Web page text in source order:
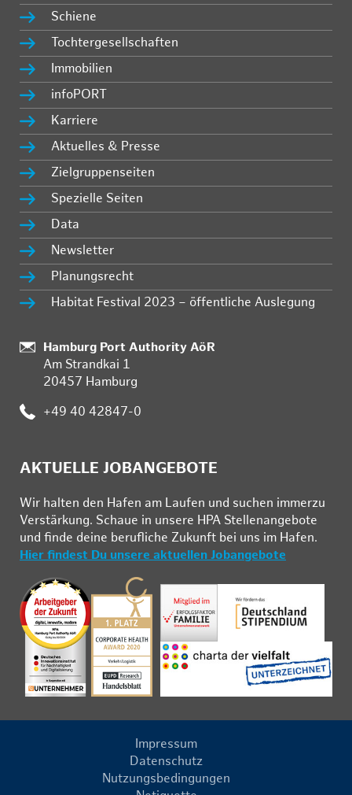
Schiene
Tochtergesellschaften
Immobilien
infoPORT
Karriere
Aktuelles & Presse
Zielgruppenseiten
Spezielle Seiten
Data
Newsletter
Planungsrecht
Habitat Festival 2023 – öffentliche Auslegung
:
Hamburg Port Authority AöR
Am Strandkai 1
20457 Hamburg
: +49 40 42847-0
AKTUELLE JOBANGEBOTE
Wir hal­ten den Ha­fen am Lau­fen und su­chen im­mer­zu
Ver­stär­kung. Schau­e in un­se­re HPA Stel­len­an­ge­bo­te
und fin­de deine be­ruf­li­che Zu­kunft bei uns im Ha­fen.
Hier findest Du unsere aktuellen Jobangebote
Impressum
Datenschutz
Nutzungsbedingungen